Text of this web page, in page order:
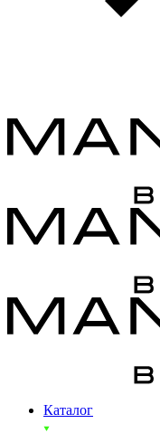
Каталог